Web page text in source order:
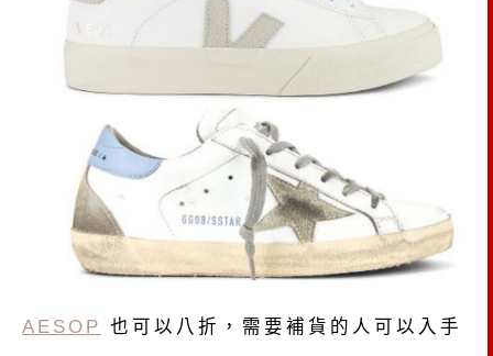
AESOP 也可以八折，需要補貨的人可以入手